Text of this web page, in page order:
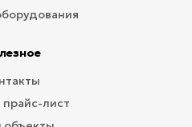
прайс-лист